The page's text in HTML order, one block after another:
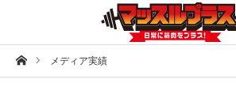
ホームメディア実績